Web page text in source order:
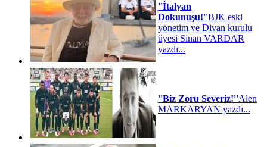
''İtalyan
Dokunuşu!''BJK eski
yönetim ve Divan kurulu
üyesi Sinan VARDAR
yazdı...
''Biz Zoru Severiz!''Alen
MARKARYAN yazdı...